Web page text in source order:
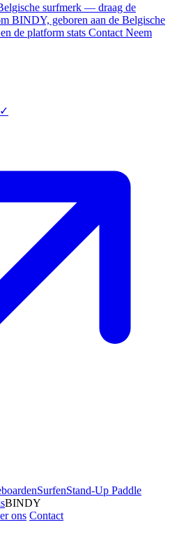
surfmerk — draag de
BINDY, geboren aan de Belgische
de platform stats Contact Neem
✓
SurfenStand-Up Paddle
BINDY
ons Contact